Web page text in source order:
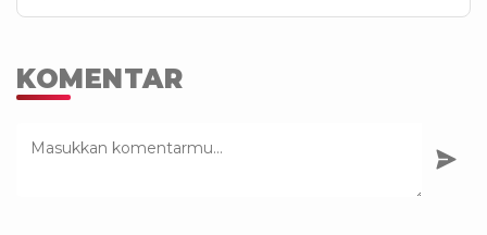
KOMENTAR